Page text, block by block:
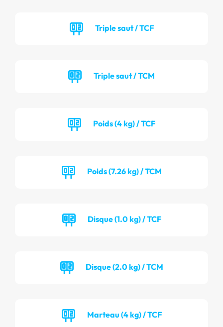
Triple saut / TCF
Triple saut / TCM
Poids (4 kg) / TCF
Poids (7.26 kg) / TCM
Disque (1.0 kg) / TCF
Disque (2.0 kg) / TCM
Marteau (4 kg) / TCF